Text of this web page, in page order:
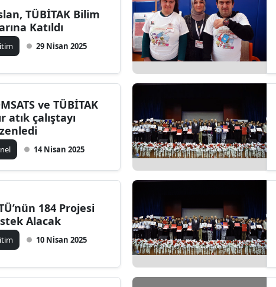
Çorum
Denizli
Diyarbakır
Edirne
Erzincan
Erzurum
Eskişehir
Giresun
Gümüşhane
Hakkari
TÜBİTAK Bilim
Katıldı
29 Nisan 2025
ve TÜBİTAK
atık çalıştayı
14 Nisan 2025
184 Projesi
Alacak
10 Nisan 2025